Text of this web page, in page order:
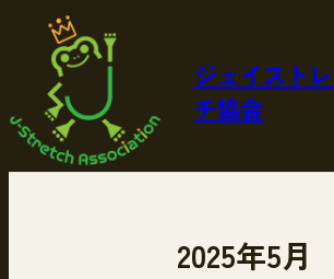
ッ
ジェイスト
チ協会
2025年5月